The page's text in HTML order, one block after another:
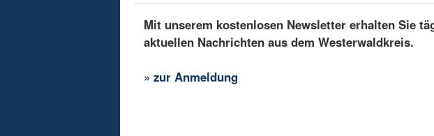
Mit unserem kostenlosen Newsletter erhalten Sie
aktuellen Nachrichten aus dem Westerwaldkreis.
»zur Anmeldung